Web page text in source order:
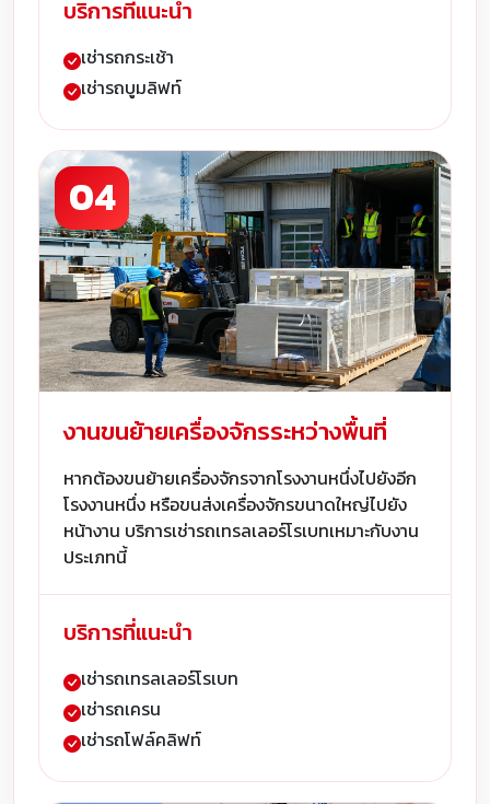
บริการที่แนะนำ
เช่ารถกระเช้า
เช่ารถบูมลิฟท์
04
งานขนย้ายเครื่องจักรระหว่างพื้นที่
หากต้องขนย้ายเครื่องจักรจากโรงงานหนึ่งไปยังอีก
โรงงานหนึ่ง หรือขนส่งเครื่องจักรขนาดใหญ่ไปยัง
หน้างาน บริการเช่ารถเทรลเลอร์โรเบทเหมาะกับงาน
ประเภทนี้
บริการที่แนะนำ
เช่ารถเทรลเลอร์โรเบท
เช่ารถเครน
เช่ารถโฟล์คลิฟท์